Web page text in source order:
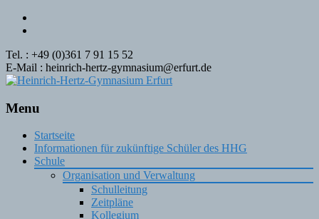
Tel. : +49 (0)361 7 91 15 52
E-Mail : heinrich-hertz-gymnasium@erfurt.de
Menu
Skip
content
Startseite
Informationen für zukünftige Schüler des HHG
Schule
Organisation und Verwaltung
Schulleitung
Zeitpläne
Kollegium